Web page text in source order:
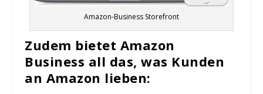
Amazon-Business Storefront
Zudem bietet Amazon
Business all das, was Kunden
an Amazon lieben: